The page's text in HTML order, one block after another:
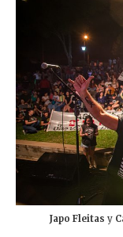
Japo Fleitas y